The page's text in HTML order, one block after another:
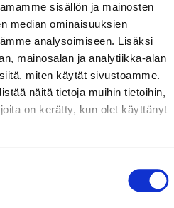
sisällön ja mainosten
median ominaisuuksien
analysoimiseen. Lisäksi
mainosalan ja analytiikka-alan
miten käytät sivustoamme.
näitä tietoja muihin tietoihin,
on kerätty, kun olet käyttänyt